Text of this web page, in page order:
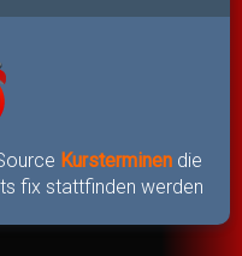
Kursterminen die
fix stattfinden werden